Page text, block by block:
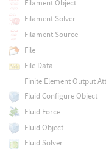
Filament Object
Filament Solver
Filament Source
File
File Data
Finite Element Output
Fluid Configure Object
Fluid Force
Fluid Object
Fluid Solver